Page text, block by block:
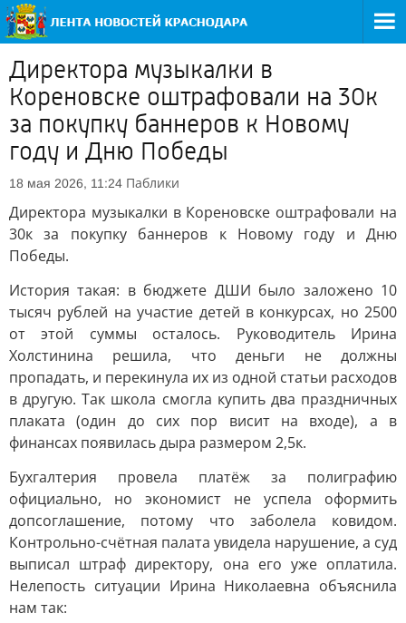
Директора музыкалки в
Кореновске оштрафовали на 30к
за покупку баннеров к Новому
году и Дню Победы
18 мая 2026, 11:24 Паблики
Директора музыкалки в Кореновске оштрафовали на
30к за покупку баннеров к Новому году и Дню
Победы.
История такая: в бюджете ДШИ было заложено 10
тысяч рублей на участие детей в конкурсах, но 2500
от этой суммы осталось. Руководитель Ирина
Холстинина решила, что деньги не должны
пропадать, и перекинула их из одной статьи расходов
в другую. Так школа смогла купить два праздничных
плаката (один до сих пор висит на входе), а в
финансах появилась дыра размером 2,5к.
Бухгалтерия провела платёж за полиграфию
официально, но экономист не успела оформить
допсоглашение, потому что заболела ковидом.
Контрольно-счётная палата увидела нарушение, а суд
выписал штраф директору, она его уже оплатила.
Нелепость ситуации Ирина Николаевна объяснила
нам так: